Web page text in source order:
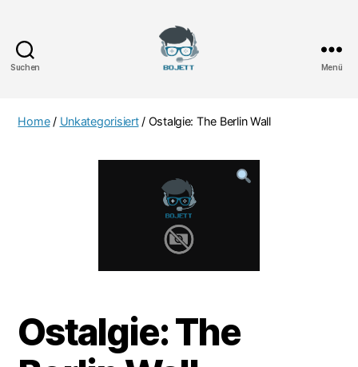
Suchen Menü
Home/ Unkategorisiert/ Ostalgie: The Berlin Wall
Ostalgie: The